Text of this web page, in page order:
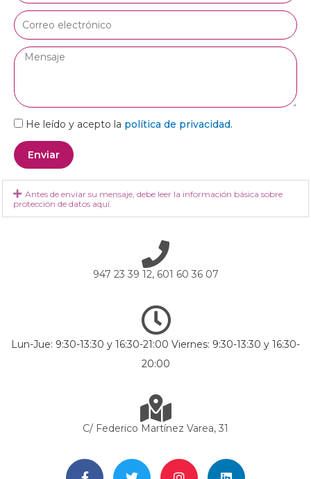
Correo
electrónico
Mensaje
He leído y acepto la política de privacidad.
Enviar
Antes de enviar su mensaje, debe leer la información básica sobre
protección de datos aquí.
947 23 39 12, 601 60 36 07
Lun-Jue: 9:30-13:30 y 16:30-21:00 Viernes: 9:30-13:30 y 16:30-
20:00
C/ Federico Martínez Varea, 31
F
a
T
w
I
n
L
i